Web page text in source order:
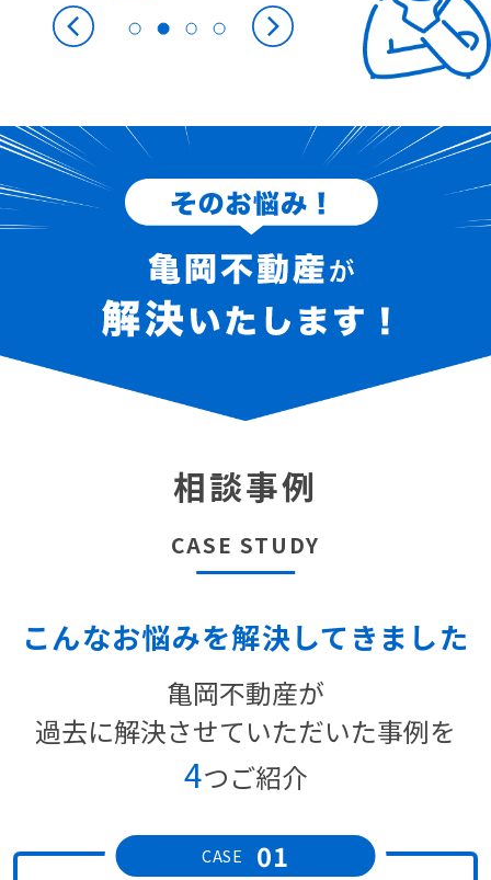
Previous Next
相談事例
CASE STUDY
こんなお悩みを解決してきました
亀岡不動産が
過去に解決させていただいた事例を
4つご紹介
CASE
01